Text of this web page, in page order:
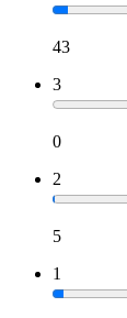
43
3
0
2
5
1